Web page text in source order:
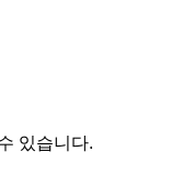
있습니다.